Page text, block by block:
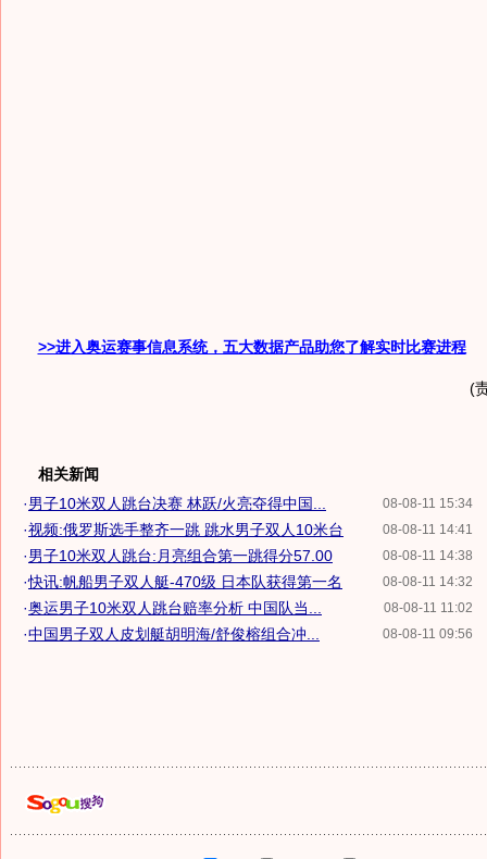
>>进入奥运赛事信息系统，五大数据产品助您了解实时比赛进程
(
相关新闻
08-08-11 15:34
·男子10米双人跳台决赛 林跃/火亮夺得中国...
08-08-11 14:41
·视频:俄罗斯选手整齐一跳 跳水男子双人10米台
08-08-11 14:38
·男子10米双人跳台:月亮组合第一跳得分57.00
08-08-11 14:32
·快讯:帆船男子双人艇-470级 日本队获得第一名
08-08-11 11:02
·奥运男子10米双人跳台赔率分析 中国队当...
08-08-11 09:56
·中国男子双人皮划艇胡明海/舒俊榕组合冲...